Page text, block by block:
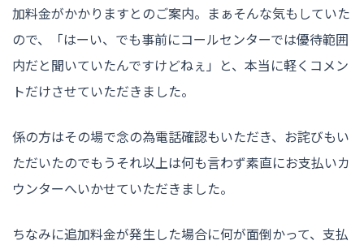
加料金がかかりますとのご案内。まぁそんな気もしていた
ので、「はーい、でも事前にコールセンターでは優待範囲
内だと聞いていたんですけどねぇ」と、本当に軽くコメン
トだけさせていただきました。
係の方はその場で念の為電話確認もいただき、お詫びもい
ただいたのでもうそれ以上は何も言わず素直にお支払いカ
ウンターへいかせていただきました。
ちなみに追加料金が発生した場合に何が面倒かって、支払